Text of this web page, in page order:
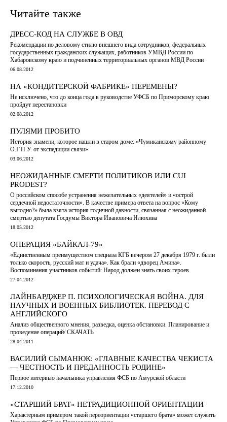
Читайте также
ДРЕСС-КОД НА СЛУЖБЕ В ОВД
Рекомендации по деловому стилю внешнего вида сотрудников, федеральных
государственных гражданских служащих, работников УМВД России по
Хабаровскому краю и подчиненных территориальных органов МВД России
06.08.2012
НА «КОНДИТЕРСКОЙ ФАБРИКЕ» ПЕРЕМЕНЫ?
Не исключено, что до конца года в руководстве УФСБ по Приморскому краю
пройдут перестановки
02.08.2012
ПУЛЯМИ ПРОБИТО
История знамени, которое нашли в старом доме: «Чумиканскому районному
О.Г.П.У. от экспедиции связи»
03.06.2012
НЕОЖИДАННЫЕ СМЕРТИ ПОЛИТИКОВ ИЛИ СUI
PRODEST?
О российском способе устранения нежелательных «деятелей» и «острой
сердечной недостаточности». В качестве примера ответа на вопрос «Кому
выгодно?» была взята история годичной давности, связанная с неожиданной
смертью депутата Госдумы Виктора Ивановича Илюхина
18.05.2012
ОПЕРАЦИЯ «БАЙКАЛ-79»
«Единственным преимуществом спецназа КГБ вечером 27 декабря 1979 г. были
только скорость, русский мат и удача». Как брали «дворец Амина».
Воспоминания участников событий: Народ должен знать своих героев
27.04.2012
ЛАЙНБАРДЖЕР П. ПСИХОЛОГИЧЕСКАЯ ВОЙНА. ДЛЯ
НАУЧНЫХ И ВОЕННЫХ БИБЛИОТЕК. ПЕРЕВОД С
АНГЛИЙСКОГО
Анализ общественного мнения, разведка, оценка обстановки. Планирование и
проведение операций/ СКАЧАТЬ
28.04.2011
ВАСИЛИЙ СЫМАНЮК: «ГЛАВНЫЕ КАЧЕСТВА ЧЕКИСТА
— ЧЕСТНОСТЬ И ПРЕДАННОСТЬ РОДИНЕ»
Первое интервью начальника управления ФСБ по Амурской области
17.12.2010
«СТАРШИЙ БРАТ» НЕТРАДИЦИОННОЙ ОРИЕНТАЦИИ
Характерным примером такой переориентации «старшего брата» может служить